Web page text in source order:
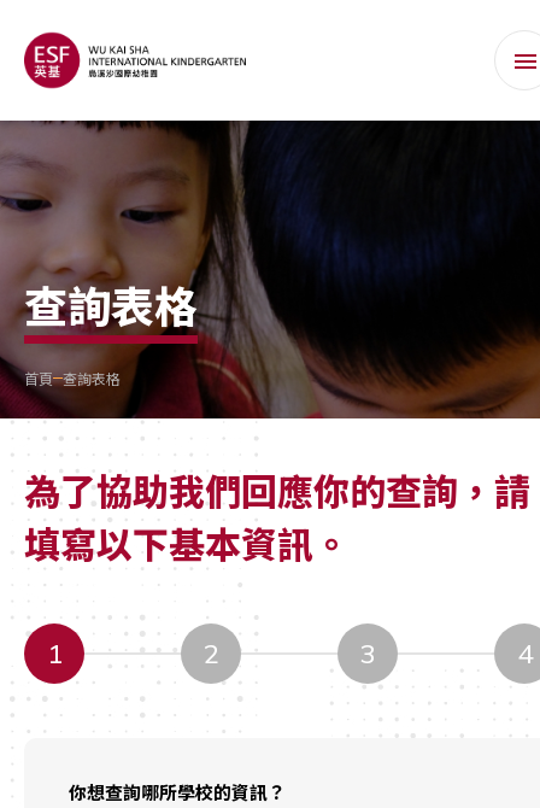
查詢表格
首頁 查詢表格
為了協助我們回應你的查詢，請
填寫以下基本資訊。
1 2 3 4
你想查詢哪所學校的資訊？